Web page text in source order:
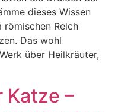
dieses Wissen
römischen Reich
Das wohl
über Heilkräuter,
Katze –